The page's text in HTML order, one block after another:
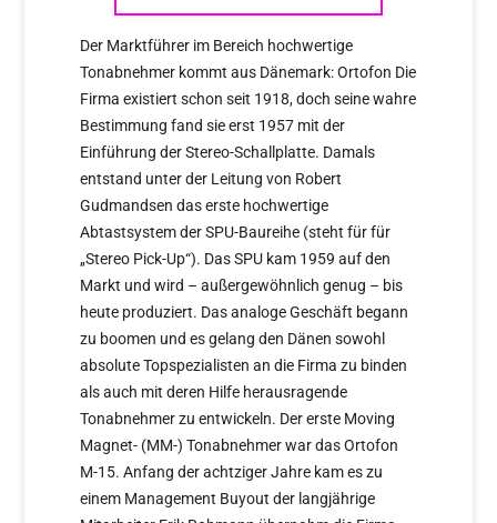
Der Marktführer im Bereich hochwertige
Tonabnehmer kommt aus Dänemark: Ortofon Die
Firma existiert schon seit 1918, doch seine wahre
Bestimmung fand sie erst 1957 mit der
Einführung der Stereo-Schallplatte. Damals
entstand unter der Leitung von Robert
Gudmandsen das erste hochwertige
Abtastsystem der SPU-Baureihe (steht für für
„Stereo Pick-Up“). Das SPU kam 1959 auf den
Markt und wird – außergewöhnlich genug – bis
heute produziert. Das analoge Geschäft begann
zu boomen und es gelang den Dänen sowohl
absolute Topspezialisten an die Firma zu binden
als auch mit deren Hilfe herausragende
Tonabnehmer zu entwickeln. Der erste Moving
Magnet- (MM-) Tonabnehmer war das Ortofon
M-15. Anfang der achtziger Jahre kam es zu
einem Management Buyout der langjährige